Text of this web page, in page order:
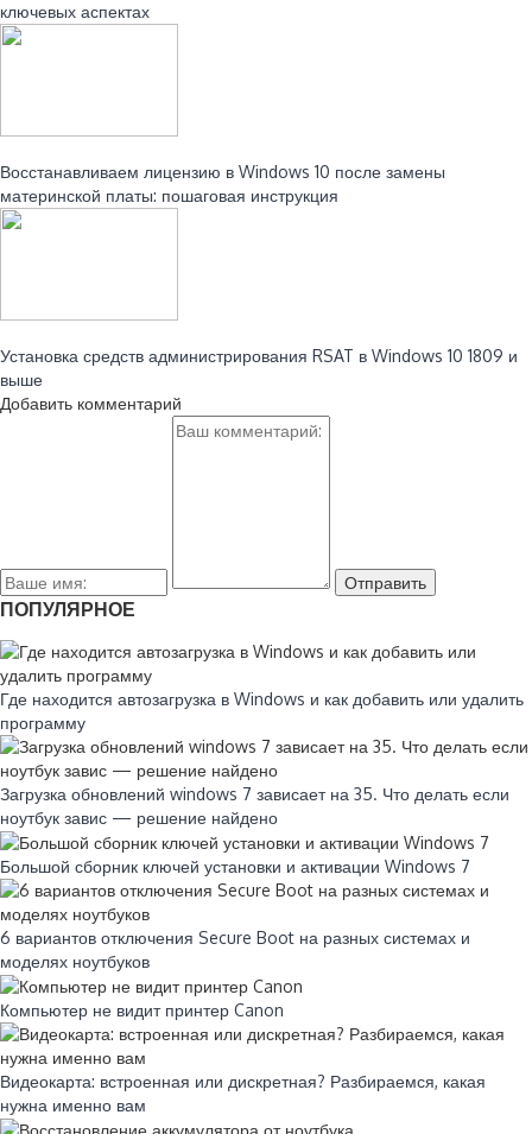
ключевых аспектах
Восстанавливаем лицензию в Windows 10 после замены
материнской платы: пошаговая инструкция
Установка средств администрирования RSAT в Windows 10 1809 и
выше
Добавить комментарий
ПОПУЛЯРНОЕ
Где находится автозагрузка в Windows и как добавить или удалить
программу
Загрузка обновлений windows 7 зависает на 35. Что делать если
ноутбук завис — решение найдено
Большой сборник ключей установки и активации Windows 7
6 вариантов отключения Secure Boot на разных системах и
моделях ноутбуков
Компьютер не видит принтер Canon
Видеокарта: встроенная или дискретная? Разбираемся, какая
нужна именно вам